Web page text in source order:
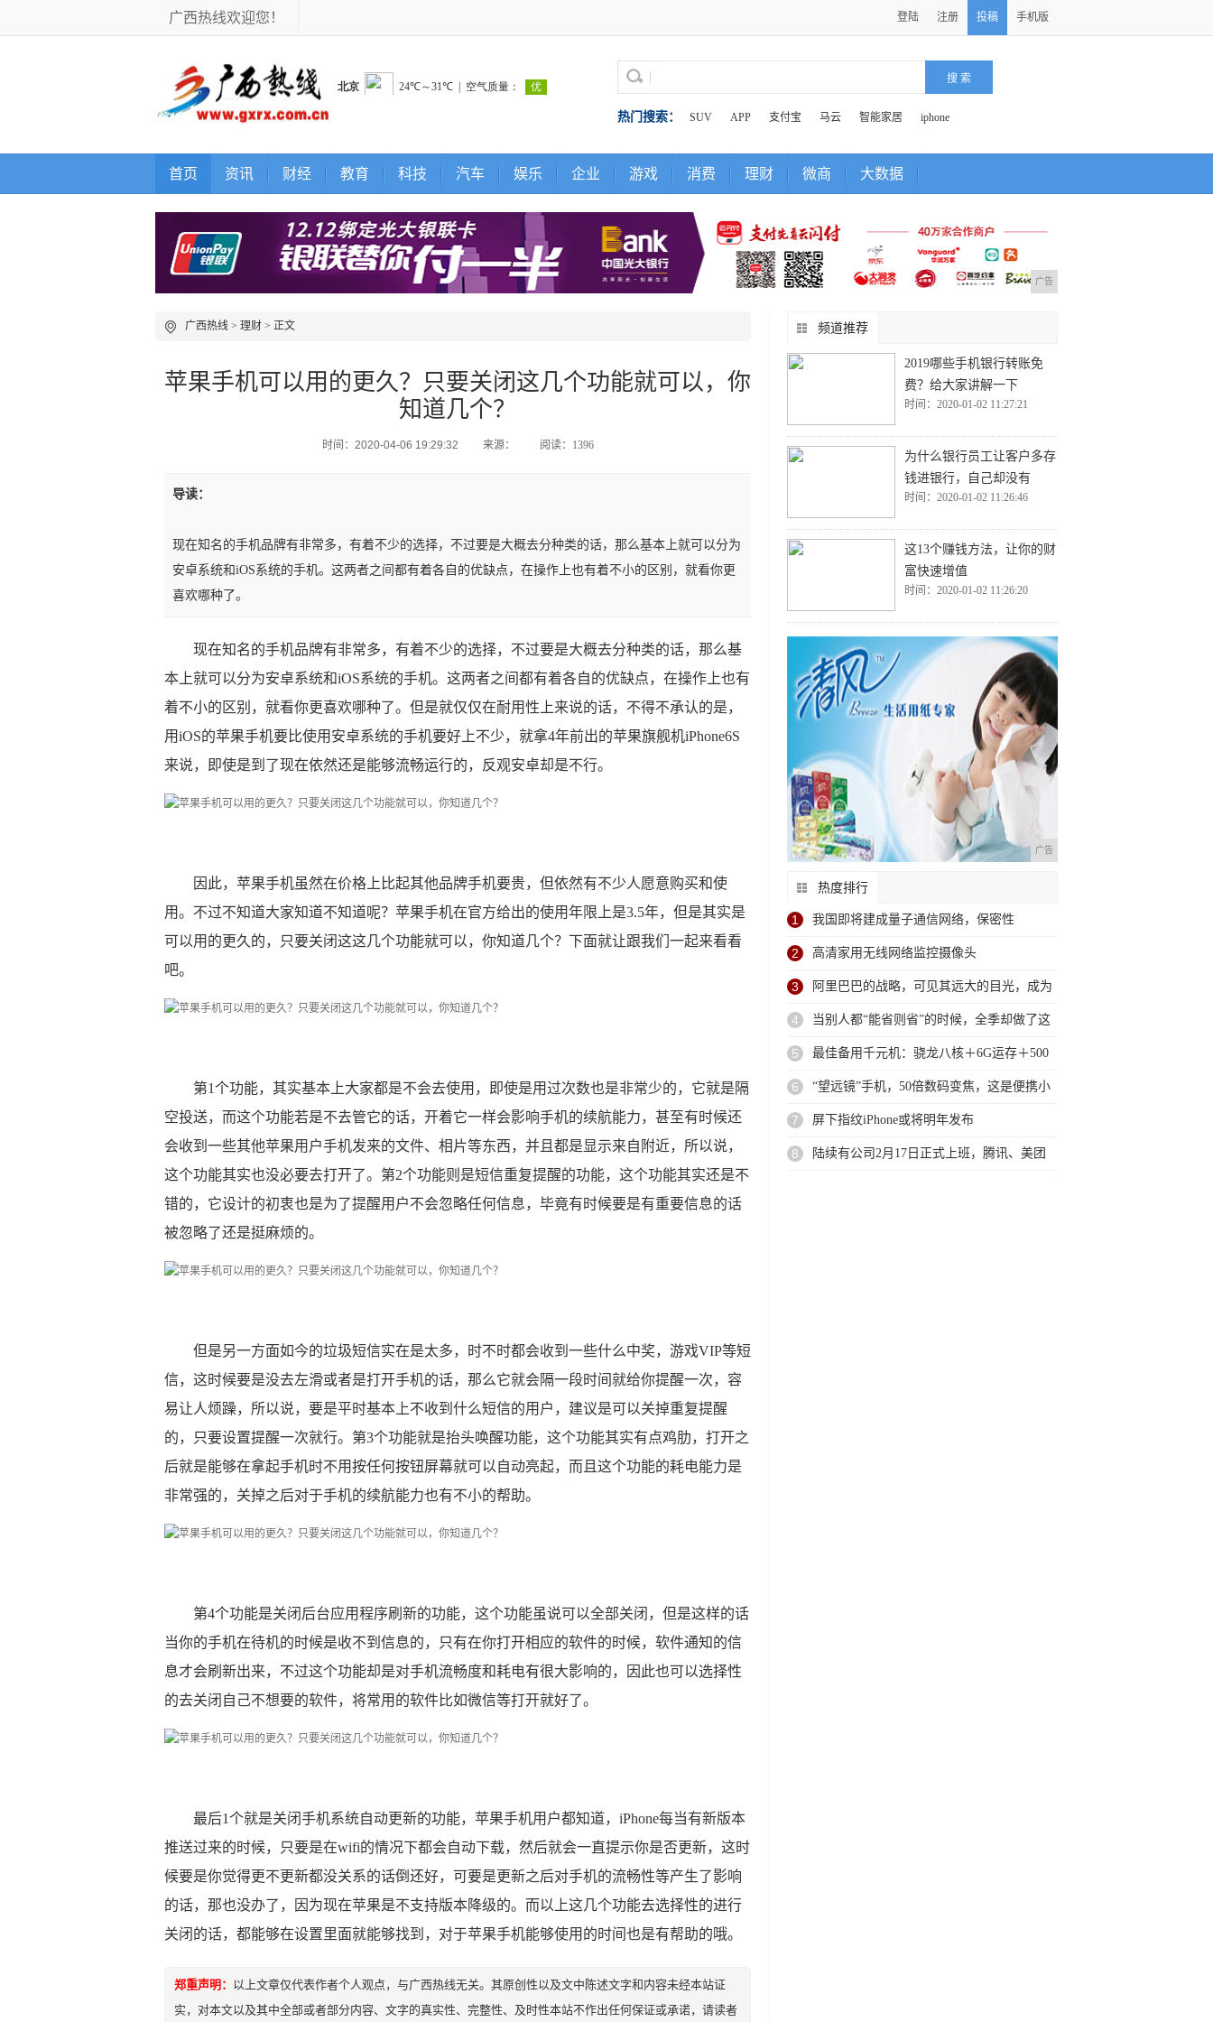
广西热线欢迎您！ 登陆 注册 投稿 手机版
热门搜索： SUV APP 支付宝 马云 智能家居 iphone
首页 资讯 财经 教育 科技 汽车 娱乐 企业 游戏 消费 理财 微商 大数据
广告
广西热线 > 理财 > 正文
苹果手机可以用的更久？只要关闭这几个功能就可以，你
知道几个？
时间：2020-04-06 19:29:32 来源： 阅读：1396
导读：
现在知名的手机品牌有非常多，有着不少的选择，不过要是大概去分种类的话，那么基本上就可以分为
安卓系统和iOS系统的手机。这两者之间都有着各自的优缺点，在操作上也有着不小的区别，就看你更
喜欢哪种了。
现在知名的手机品牌有非常多，有着不少的选择，不过要是大概去分种类的话，那么基
本上就可以分为安卓系统和iOS系统的手机。这两者之间都有着各自的优缺点，在操作上也有
着不小的区别，就看你更喜欢哪种了。但是就仅仅在耐用性上来说的话，不得不承认的是，
用iOS的苹果手机要比使用安卓系统的手机要好上不少，就拿4年前出的苹果旗舰机iPhone6S
来说，即使是到了现在依然还是能够流畅运行的，反观安卓却是不行。
因此，苹果手机虽然在价格上比起其他品牌手机要贵，但依然有不少人愿意购买和使
用。不过不知道大家知道不知道呢？苹果手机在官方给出的使用年限上是3.5年，但是其实是
可以用的更久的，只要关闭这这几个功能就可以，你知道几个？下面就让跟我们一起来看看
吧。
第1个功能，其实基本上大家都是不会去使用，即使是用过次数也是非常少的，它就是隔
空投送，而这个功能若是不去管它的话，开着它一样会影响手机的续航能力，甚至有时候还
会收到一些其他苹果用户手机发来的文件、相片等东西，并且都是显示来自附近，所以说，
这个功能其实也没必要去打开了。第2个功能则是短信重复提醒的功能，这个功能其实还是不
错的，它设计的初衷也是为了提醒用户不会忽略任何信息，毕竟有时候要是有重要信息的话
被忽略了还是挺麻烦的。
但是另一方面如今的垃圾短信实在是太多，时不时都会收到一些什么中奖，游戏VIP等短
信，这时候要是没去左滑或者是打开手机的话，那么它就会隔一段时间就给你提醒一次，容
易让人烦躁，所以说，要是平时基本上不收到什么短信的用户，建议是可以关掉重复提醒
的，只要设置提醒一次就行。第3个功能就是抬头唤醒功能，这个功能其实有点鸡肋，打开之
后就是能够在拿起手机时不用按任何按钮屏幕就可以自动亮起，而且这个功能的耗电能力是
非常强的，关掉之后对于手机的续航能力也有不小的帮助。
第4个功能是关闭后台应用程序刷新的功能，这个功能虽说可以全部关闭，但是这样的话
当你的手机在待机的时候是收不到信息的，只有在你打开相应的软件的时候，软件通知的信
息才会刷新出来，不过这个功能却是对手机流畅度和耗电有很大影响的，因此也可以选择性
的去关闭自己不想要的软件，将常用的软件比如微信等打开就好了。
最后1个就是关闭手机系统自动更新的功能，苹果手机用户都知道，iPhone每当有新版本
推送过来的时候，只要是在wifi的情况下都会自动下载，然后就会一直提示你是否更新，这时
候要是你觉得更不更新都没关系的话倒还好，可要是更新之后对手机的流畅性等产生了影响
的话，那也没办了，因为现在苹果是不支持版本降级的。而以上这几个功能去选择性的进行
关闭的话，都能够在设置里面就能够找到，对于苹果手机能够使用的时间也是有帮助的哦。
郑重声明： 以上文章仅代表作者个人观点，与广西热线无关。其原创性以及文中陈述文字和内容未经本站证
实，对本文以及其中全部或者部分内容、文字的真实性、完整性、及时性本站不作出任何保证或承诺，请读者
频道推荐
2019哪些手机银行转账免
费？给大家讲解一下
时间：2020-01-02 11:27:21
为什么银行员工让客户多存
钱进银行，自己却没有
时间：2020-01-02 11:26:46
这13个赚钱方法，让你的财
富快速增值
时间：2020-01-02 11:26:20
广告
热度排行
1 我国即将建成量子通信网络，保密性
100%，
2 高清家用无线网络监控摄像头
3 阿里巴巴的战略，可见其远大的目光，成为
10
4 当别人都“能省则省”的时候，全季却做了这
件
5 最佳备用千元机：骁龙八核＋6G运存＋500
6 “望远镜”手机，50倍数码变焦，这是便携小
7 屏下指纹iPhone或将明年发布
8 陆续有公司2月17日正式上班，腾讯、美团